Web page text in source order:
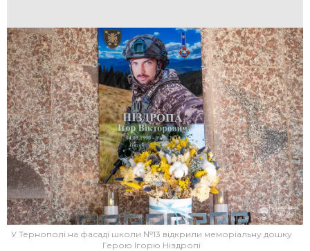
У Тернополі на фасаді школи №13 відкрили меморіальну дошку
Герою Ігорю Ніздропі